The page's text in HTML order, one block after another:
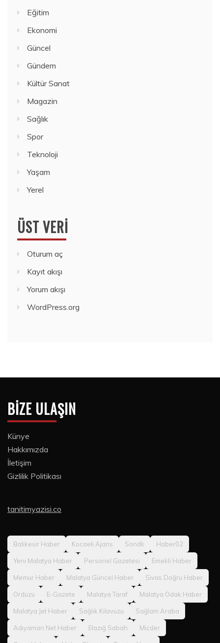
Eğitim
Ekonomi
Güncel
Gündem
Kültür Sanat
Magazin
Sağlık
Spor
Teknoloji
Yaşam
Yerel
ÜST VERI
Oturum aç
Kayıt akışı
Yorum akışı
WordPress.org
BIZE ULAŞIN
Künye
Hakkımızda
İletişim
Gizlilik Politikası
tanitimyazisi.co
Balıkesir Haber Kocaeli Ajans Sondk Haber02
Yeni Malatya Haber Personel Gazetesi Emekli Haber
Memur Haber Malatya Güncel Haber Sivas Doğru Haber
Orduzu E-Gazete Malatya Taraf Malatya Odak Haber
Malatya Jet Haber Sağlık Kılavuzu Sağlam Araba
Adıyaman Net Haber Elazığ Sabah Micder